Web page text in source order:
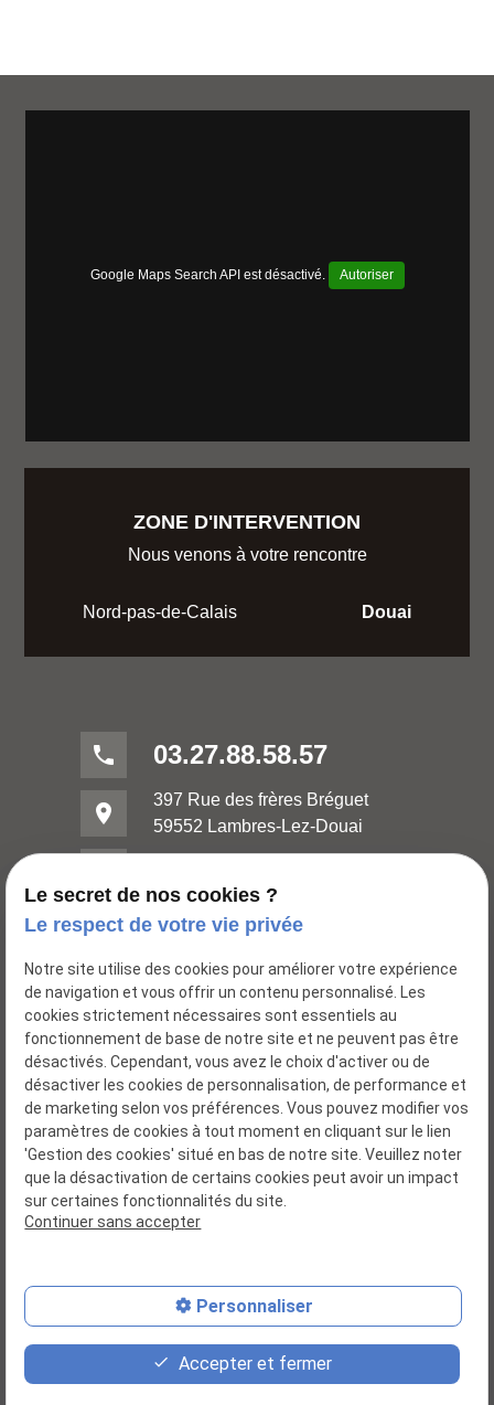
Google Maps Search API est désactivé. Autoriser
ZONE D'INTERVENTION
Nous venons à votre rencontre
Nord-pas-de-Calais Douai
phone 03.27.88.58.57
place
397 Rue des frères Bréguet
59552 Lambres-Lez-Douai
Distributeur huiles - lubrifiants
Siret : 04585076500020
Mentions légales
Politique de confidentialité
Gestion des cookies
Le secret de nos cookies ?
Le respect de votre vie privée
Notre site utilise des cookies pour améliorer votre expérience
de navigation et vous offrir un contenu personnalisé. Les
cookies strictement nécessaires sont essentiels au
fonctionnement de base de notre site et ne peuvent pas être
désactivés. Cependant, vous avez le choix d'activer ou de
désactiver les cookies de personnalisation, de performance et
de marketing selon vos préférences. Vous pouvez modifier vos
paramètres de cookies à tout moment en cliquant sur le lien
'Gestion des cookies' situé en bas de notre site. Veuillez noter
que la désactivation de certains cookies peut avoir un impact
sur certaines fonctionnalités du site.
Continuer sans accepter
Personnaliser
Accepter et fermer